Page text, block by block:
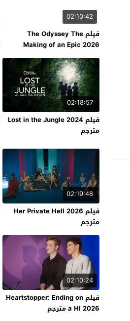
02:10:42
فيلم The Odyssey The
Making of an Epic 2026
مترجم
02:18:57
فيلم Lost in the Jungle 2024
مترجم
02:19:48
فيلم Her Private Hell 2026
مترجم
02:10:24
فيلم Heartstopper: Ending on
a Hi 2026 مترجم